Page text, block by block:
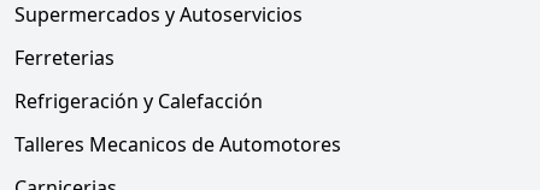
Supermercados y Autoservicios
Ferreterias
Refrigeración y Calefacción
Talleres Mecanicos de Automotores